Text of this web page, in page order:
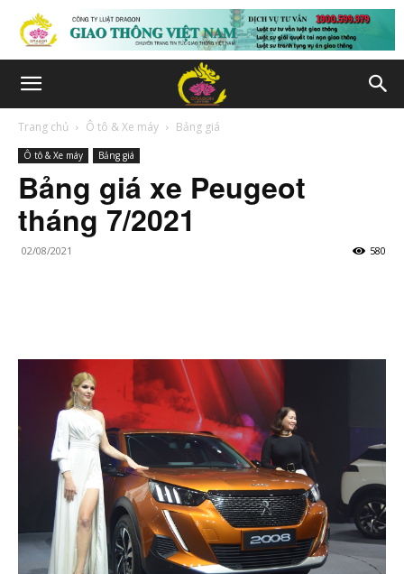
Trang chủ Ô tô & Xe máy Bảng giá
Ô tô & Xe máy Bảng giá
Bảng giá xe Peugeot
tháng 7/2021
02/08/2021 580